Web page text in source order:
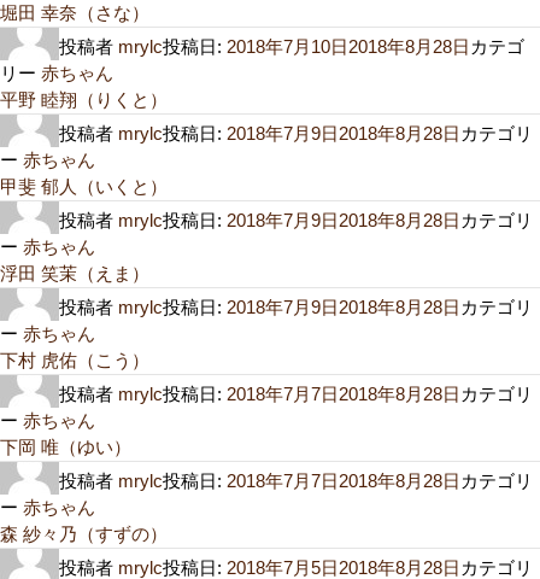
堀田 幸奈（さな）
投稿者 mrylc投稿日: 2018年7月10日2018年8月28日 カテゴ
リー 赤ちゃん
平野 睦翔（りくと）
投稿者 mrylc投稿日: 2018年7月9日2018年8月28日 カテゴリ
ー 赤ちゃん
甲斐 郁人（いくと）
投稿者 mrylc投稿日: 2018年7月9日2018年8月28日 カテゴリ
ー 赤ちゃん
浮田 笑茉（えま）
投稿者 mrylc投稿日: 2018年7月9日2018年8月28日 カテゴリ
ー 赤ちゃん
下村 虎佑（こう）
投稿者 mrylc投稿日: 2018年7月7日2018年8月28日 カテゴリ
ー 赤ちゃん
下岡 唯（ゆい）
投稿者 mrylc投稿日: 2018年7月7日2018年8月28日 カテゴリ
ー 赤ちゃん
森 紗々乃（すずの）
投稿者 mrylc投稿日: 2018年7月5日2018年8月28日 カテゴリ